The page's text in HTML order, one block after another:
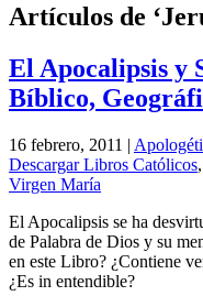
Artículos de
El Apocalipsis y
Bíblico,
16 febrero, 2011 |
Descargar Libros Católicos,
Virgen María
El Apocalipsis se ha
de Palabra de Dios y su
en este Libro? ¿Contiene
¿Es in entendible?